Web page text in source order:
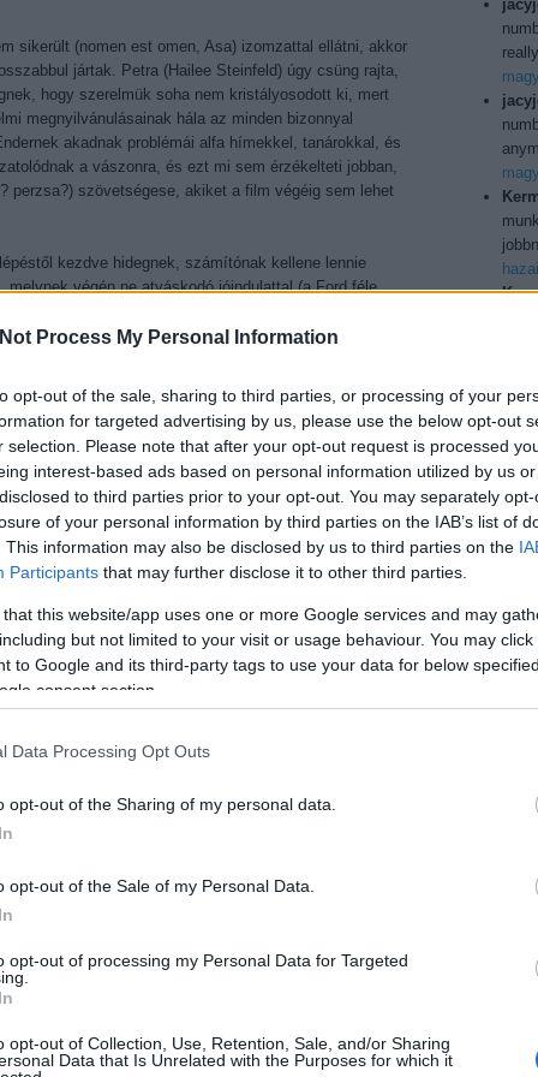
Process My Personal Information
opt-out of the sale, sharing to third parties, or processing of your
for targeted advertising by us, please use the below opt-out
selection. Please note that after your opt-out request is processed
interest-based ads based on personal information utilized by us
to third parties prior to your opt-out. You may separately
of your personal information by third parties on the IAB’s list of
This information may also be disclosed by us to third parties on the
Participants that may further disclose it to other third parties.
that this website/app uses one or more Google services and may
but not limited to your visit or usage behaviour. You may
to Google and its third-party tags to use your data for below
consent section.
Data Processing Opt Outs
opt-out of the Sharing of my personal data.
opt-out of the Sale of my Personal Data.
opt-out of processing my Personal Data for Targeted
opt-out of Collection, Use, Retention, Sale, and/or Sharing
Data that Is Unrelated with the Purposes for which it
sikerült (nomen est omen, Asa) izomzattal ellátni, akkor
jártak. Petra (Hailee Steinfeld) úgy csüng rajta,
hogy szerelmük soha nem kristályosodott ki, mert
megnyilvánulásainak hála az minden bizonnyal
akadnak problémái alfa hímekkel, tanárokkal, és
a vászonra, és ezt mi sem érzékelteti jobban,
perzsa?) szövetségese, akiket a film végéig sem lehet
kezdve hidegnek, számítónak kellene lennie
végén ne atyáskodó jóindulattal (a Ford féle
nem lenne elég érzelmi puncsnak, akkor Graff jobb
hogy ezek még gyerekek, bánjunk úgy
oly csenevészek, hogy még az amúgy tehetséges
hogy a váltakozó teljesítményt nyújtó gyereksereg,
A forradalminak kikiáltott látványvilág elvérzik a
hiteles, élő-lélegző világok építésére már
már fájóan üres (ehhez képest Joseph Kosinski víziója
Hoodról újfent kiderült, hogy az akcióhoz sem ért: a
feszültséget nélkülözőek, az ellenséggel történő,
olyan nagy tömegeket mozgatnak meg és
se nem izgalmasak, hanem olybá tűnnek, mintha
ebből egyet már a trailer ellő, egyet az ellenfél neve árul
rendezés puskáz el. Részben ez utóbbinak
amely a végig jellegtelen Enderből legalább annyira
világából.
hogy a lehető legteljesebben vigye filmre
és élétől megfosztotta azt. Summa summarum, az
évének
bd
dvd (
fun(